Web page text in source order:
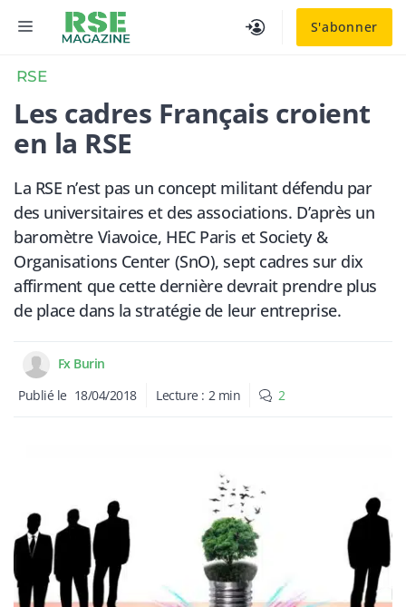
S'abonner
MENU
RSE
Les cadres Français croient
en la RSE
La RSE n’est pas un concept militant défendu par
des universitaires et des associations. D’après un
baromètre Viavoice, HEC Paris et Society &
Organisations Center (SnO), sept cadres sur dix
affirment que cette dernière devrait prendre plus
de place dans la stratégie de leur entreprise.
Fx Burin
Publié le 18/04/2018 Lecture : 2 min 2